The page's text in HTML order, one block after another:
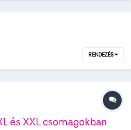
RENDEZÉS
és XXL csomagokban